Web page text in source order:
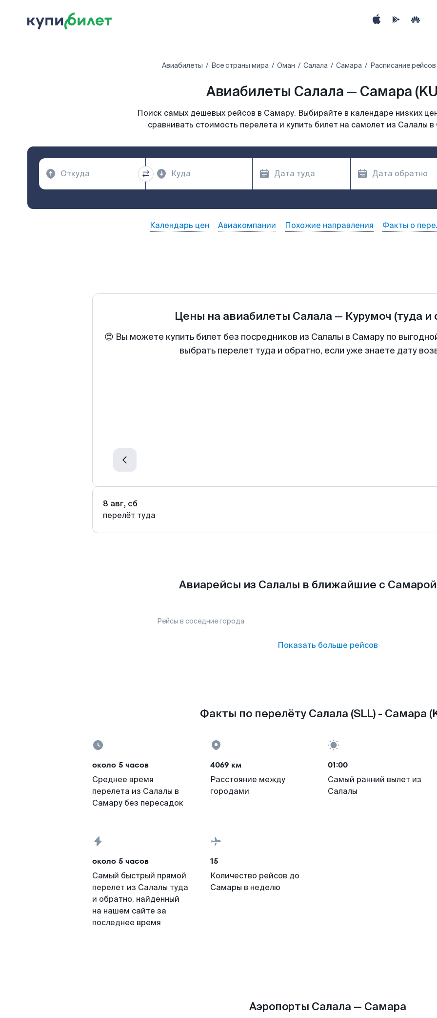
Авиабилеты Все страны мира Оман Салала Самара Расписание
Авиабилеты Салала — Самара
Поиск самых дешевых рейсов в Самару. Выбирайте в календаре низких
сравнивать стоимость перелета и купить билет на самолет из Салалы
Календарь цен Авиакомпании Похожие направления Факты о
Цены на авиабилеты Салала — Курумоч (туда и
😍 Вы можете купить билет без посредников из Салалы в Самару по
выбрать перелет туда и обратно, если уже знаете дату
8 авг, сб
перелёт туда
Авиарейсы из Салалы в ближайшие с Самарой
Рейсы в соседние города
Показать больше рейсов
Факты по перелёту Салала (SLL) - Самара
около 5 часов
Среднее время
перелета из Салалы в
Самару без пересадок
4069 км
Расстояние между
городами
01:00
Самый ранний вылет из
Салалы
около 5 часов
Самый быстрый прямой
перелет из Салалы туда
и обратно, найденный
на нашем сайте за
последнее время
15
Количество рейсов до
Самары в неделю
Аэропорты Салала — Самара